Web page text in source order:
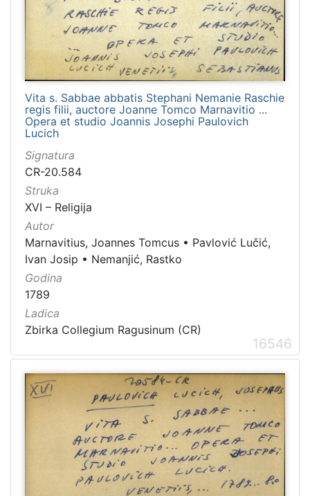
Vita s. Sabbae abbatis Stephani Nemanie Raschie
regis filii, auctore Joanne Tomco Marnavitio ...
Opera et studio Joannis Josephi Paulovich
Lucich
Signatura
CR-20.584
Struka
XVI – Religija
Autor
Marnavitius, Joannes Tomcus • Pavlović Lučić,
Ivan Josip • Nemanjić, Rastko
Godina
1789
Ladica
Zbirka Collegium Ragusinum (CR)
16546